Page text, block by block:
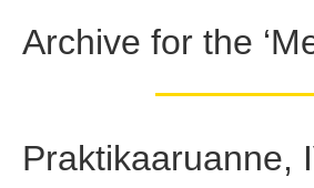
Archive for the
Praktikaaruanne,